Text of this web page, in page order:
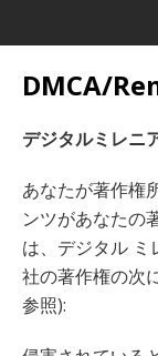
DMCA/
デジタルミレニ
あなたが著作権
ンツがあなたの
は、デジタル ミ
社の著作権の次
参照):